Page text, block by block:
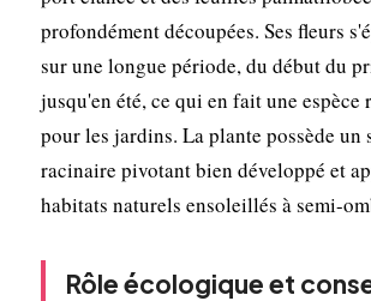
profondément découpées. Ses fleurs
sur une longue période, du début du
jusqu'en été, ce qui en fait une espèce
pour les jardins. La plante possède un
racinaire pivotant bien développé et
habitats naturels ensoleillés à semi-
Rôle écologique et